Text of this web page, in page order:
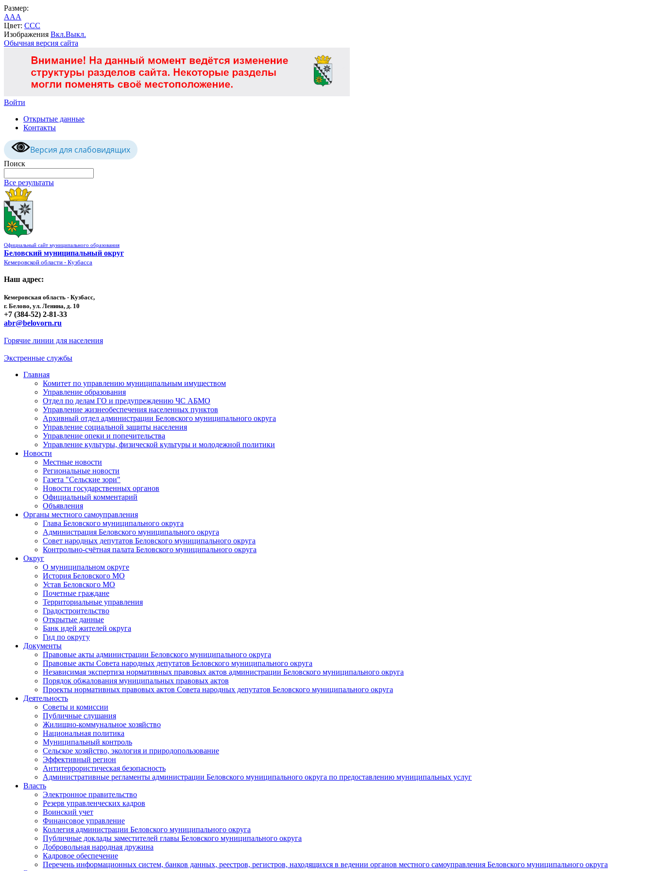
Размер:
AAA
Цвет: CCC
Изображения Вкл.Выкл.
Обычная версия сайта
Войти
Открытые данные
Контакты
Версия для слабовидящих
Поиск
Все результаты
Официальный сайт муниципального образования
Беловский муниципальный округ
Кемеровской области - Кузбасса
Наш адрес:
Кемеровская область - Кузбасс,
г. Белово, ул. Ленина, д. 10
+7 (384-52) 2-81-33
abr@belovorn.ru
Горячие линии для населения
Экстренные службы
Главная
Комитет по управлению муниципальным имуществом
Управление образования
Отдел по делам ГО и предупреждению ЧС АБМО
Управление жизнеобеспечения населенных пунктов
Архивный отдел администрации Беловского муниципального округа
Управление социальной защиты населения
Управление опеки и попечительства
Управление культуры, физической культуры и молодежной политики
Новости
Местные новости
Региональные новости
Газета "Сельские зори"
Новости государственных органов
Официальный комментарий
Объявления
Органы местного самоуправления
Глава Беловского муниципального округа
Администрация Беловского муниципального округа
Совет народных депутатов Беловского муниципального округа
Контрольно-счётная палата Беловского муниципального округа
Округ
О муниципальном округе
История Беловского МО
Устав Беловского МО
Почетные граждане
Территориальные управления
Градостроительство
Открытые данные
Банк идей жителей округа
Гид по округу
Документы
Правовые акты администрации Беловского муниципального округа
Правовые акты Совета народных депутатов Беловского муниципального округа
Независимая экспертиза нормативных правовых актов администрации Беловского муниципального округа
Порядок обжалования муниципальных правовых актов
Проекты нормативных правовых актов Совета народных депутатов Беловского муниципального округа
Деятельность
Советы и комиссии
Публичные слушания
Жилищно-коммунальное хозяйство
Национальная политика
Муниципальный контроль
Сельское хозяйство, экология и природопользование
Эффективный регион
Антитеррористическая безопасность
Административные регламенты администрации Беловского муниципального округа по предоставлению муниципальных услуг
Власть
Электронное правительство
Резерв управленческих кадров
Воинский учет
Финансовое управление
Коллегия администрации Беловского муниципального округа
Публичные доклады заместителей главы Беловского муниципального округа
Добровольная народная дружина
Кадровое обеспечение
Перечень информационных систем, банков данных, реестров, регистров, находящихся в ведении органов местного самоуправления Беловского муниципального округа